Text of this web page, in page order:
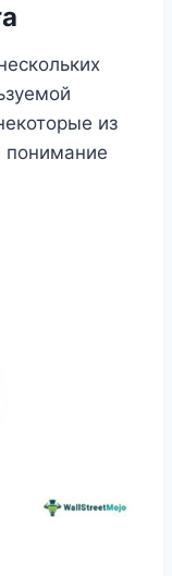
из
понимание